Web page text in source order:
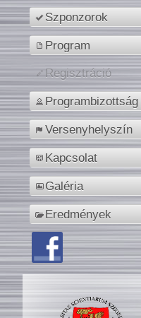
Szponzorok
Program
Regisztráció
Programbizottság
Versenyhelyszín
Kapcsolat
Galéria
Eredmények